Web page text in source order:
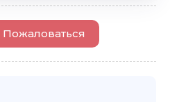
Пожаловаться